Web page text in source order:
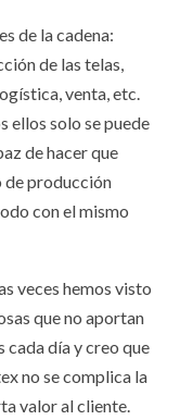
de la cadena:
de las telas,
venta, etc.
ellos solo se puede
de hacer que
de producción
con el mismo
veces hemos visto
que no aportan
cada día y creo que
no se complica la
valor al cliente.